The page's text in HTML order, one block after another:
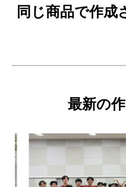
同じ商品で作成
最新の